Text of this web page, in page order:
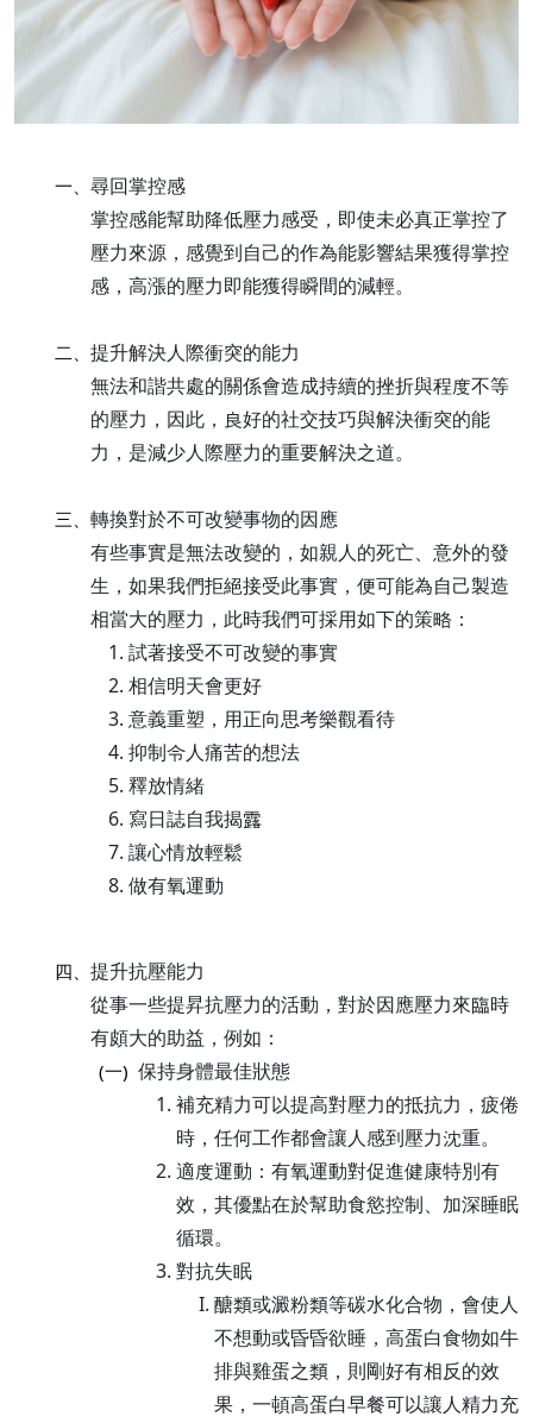
一、 尋回掌控感
掌控感能幫助降低壓力感受，即使未必真正掌控了
壓力來源，感覺到自己的作為能影響結果獲得掌控
感，高漲的壓力即能獲得瞬間的減輕。
二、 提升解決人際衝突的能力
無法和諧共處的關係會造成持續的挫折與程度不等
的壓力，因此，良好的社交技巧與解決衝突的能
力，是減少人際壓力的重要解決之道。
三、 轉換對於不可改變事物的因應
有些事實是無法改變的，如親人的死亡、意外的發
生，如果我們拒絕接受此事實，便可能為自己製造
相當大的壓力，此時我們可採用如下的策略：
試著接受不可改變的事實
相信明天會更好
意義重塑，用正向思考樂觀看待
抑制令人痛苦的想法
釋放情緒
寫日誌自我揭露
讓心情放輕鬆
做有氧運動
四、 提升抗壓能力
從事一些提昇抗壓力的活動，對於因應壓力來臨時
有頗大的助益，例如：
(一) 保持身體最佳狀態
補充精力可以提高對壓力的抵抗力，疲倦
時，任何工作都會讓人感到壓力沈重。
適度運動：有氧運動對促進健康特別有
效，其優點在於幫助食慾控制、加深睡眠
循環。
對抗失眠
醣類或澱粉類等碳水化合物，會使人
不想動或昏昏欲睡，高蛋白食物如牛
排與雞蛋之類，則剛好有相反的效
果，一頓高蛋白早餐可以讓人精力充